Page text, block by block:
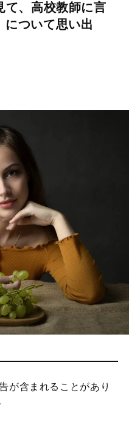
て、高校教師に言
について思い出
が含まれることがあり